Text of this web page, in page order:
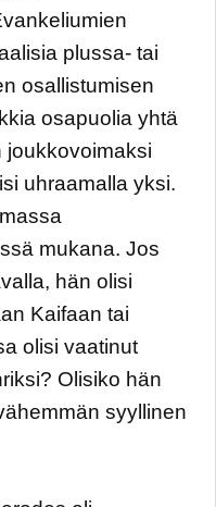
plussa- tai
osallistumisen
osapuolia yhtä
joukkovoimaksi
uhraamalla yksi.
mukana. Jos
hän olisi
Kaifaan tai
olisi vaatinut
Olisiko hän
syyllinen